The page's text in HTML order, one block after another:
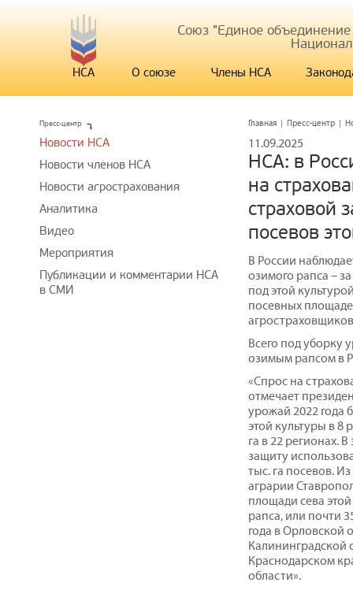
Союз "Единое
НСА О союзе Члены НСА
Главная | Пресс-центр |
11.09.2025
НСА: в
на
страховой
посевов
В России
озимого рапса –
под этой
посевных
Всего под уборку
озимым рапсом в
«Спрос на
отмечает
урожай 2022 года
этой культуры в 8
га в 22 регионах.
защиту
тыс. га посевов.
аграрии
площади сева
рапса, или почти
года в Орловской
Калининградской
Краснодарском
области».
Пресс-центр
Новости НСА
Новости членов НСА
Новости агрострахования
Аналитика
Видео
Мероприятия
Публикации и комментарии НСА
в СМИ